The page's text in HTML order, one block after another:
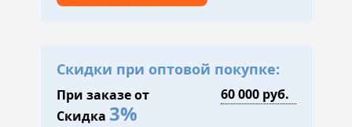
Скидки при оптовой покупке:
При заказе от
Скидка 3%